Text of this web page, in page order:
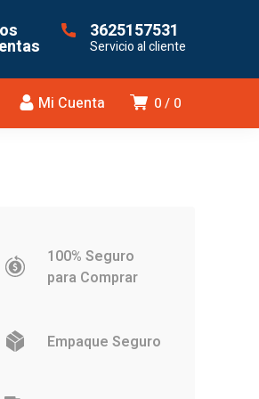
3625157531
Servicio al cliente
0 0
Mi Cuenta
100% Seguro
para Comprar
Empaque Seguro